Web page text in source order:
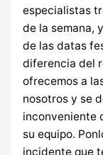
especialistas
de la semana,
de las datas
diferencia del
ofrecemos a
nosotros y se
inconveniente
su equipo.
incidente que